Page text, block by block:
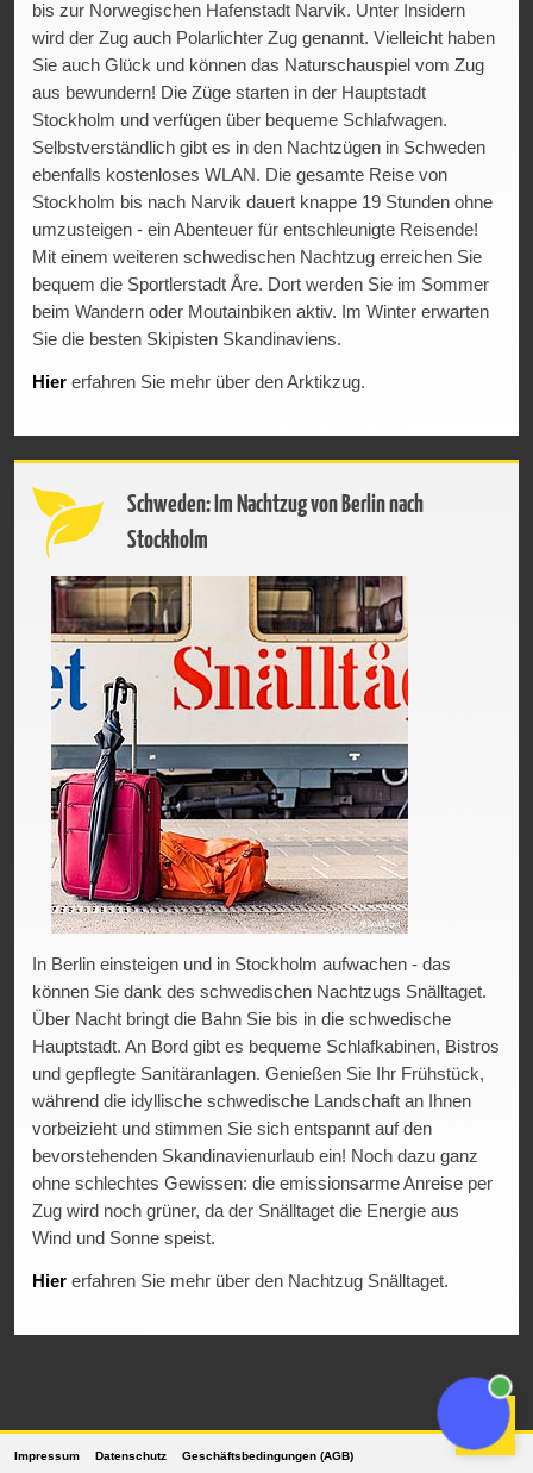
bis zur Norwegischen Hafenstadt Narvik. Unter Insidern
wird der Zug auch Polarlichter Zug genannt. Vielleicht haben
Sie auch Glück und können das Naturschauspiel vom Zug
aus bewundern! Die Züge starten in der Hauptstadt
Stockholm und verfügen über bequeme Schlafwagen.
Selbstverständlich gibt es in den Nachtzügen in Schweden
ebenfalls kostenloses WLAN. Die gesamte Reise von
Stockholm bis nach Narvik dauert knappe 19 Stunden ohne
umzusteigen - ein Abenteuer für entschleunigte Reisende!
Mit einem weiteren schwedischen Nachtzug erreichen Sie
bequem die Sportlerstadt Åre. Dort werden Sie im Sommer
beim Wandern oder Moutainbiken aktiv. Im Winter erwarten
Sie die besten Skipisten Skandinaviens.
Hier erfahren Sie mehr über den Arktikzug.
Schweden: Im Nachtzug von Berlin nach
Stockholm
In Berlin einsteigen und in Stockholm aufwachen - das
können Sie dank des schwedischen Nachtzugs Snälltaget.
Über Nacht bringt die Bahn Sie bis in die schwedische
Hauptstadt. An Bord gibt es bequeme Schlafkabinen, Bistros
und gepflegte Sanitäranlagen. Genießen Sie Ihr Frühstück,
während die idyllische schwedische Landschaft an Ihnen
vorbeizieht und stimmen Sie sich entspannt auf den
bevorstehenden Skandinavienurlaub ein! Noch dazu ganz
ohne schlechtes Gewissen: die emissionsarme Anreise per
Zug wird noch grüner, da der Snälltaget die Energie aus
Wind und Sonne speist.
Hier erfahren Sie mehr über den Nachtzug Snälltaget.
Impressum Datenschutz Geschäftsbedingungen (AGB)